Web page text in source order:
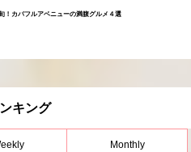
！カパフルアベニューの満腹グルメ４選
キング
Monthly